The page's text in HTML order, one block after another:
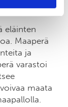
eläinten
Maaperä
ja
varastoi
maata